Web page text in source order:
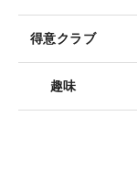
得意クラブ
趣味